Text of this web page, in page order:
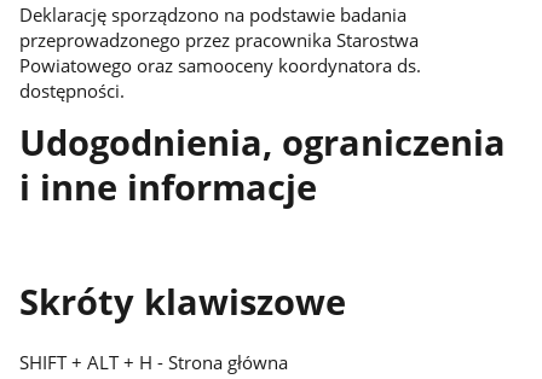
Deklarację sporządzono na podstawie badania
przeprowadzonego przez pracownika Starostwa
Powiatowego oraz samooceny koordynatora ds.
dostępności.
Udogodnienia, ograniczenia
i inne informacje
Skróty klawiszowe
SHIFT + ALT + H - Strona główna